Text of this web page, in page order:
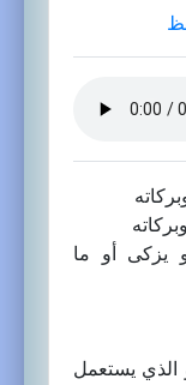
يزكى أو ما
الذي يستعمل